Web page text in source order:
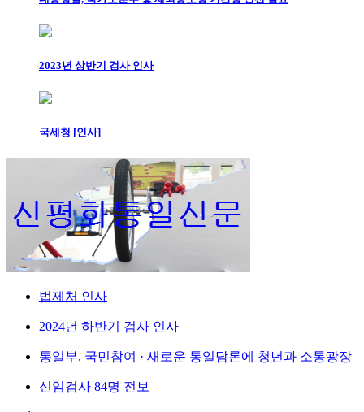
2023년 상반기 검사 인사
국세청 [인사]
법제처 인사
2024년 하반기 검사 인사
통일부, 국민참여 · 새로운 통일담론에 청년과 소통광장
신임검사 84명 전보